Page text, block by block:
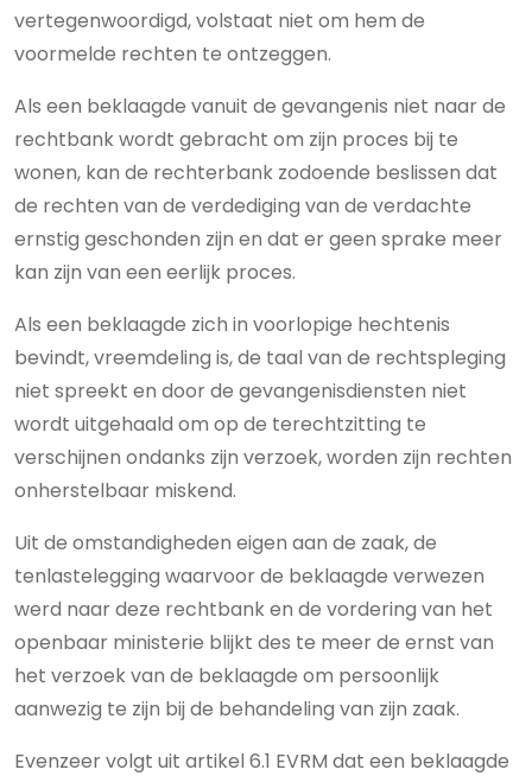
vertegenwoordigd, volstaat niet om hem de
voormelde rechten te ontzeggen.
Als een beklaagde vanuit de gevangenis niet naar de
rechtbank wordt gebracht om zijn proces bij te
wonen, kan de rechterbank zodoende beslissen dat
de rechten van de verdediging van de verdachte
ernstig geschonden zijn en dat er geen sprake meer
kan zijn van een eerlijk proces.
Als een beklaagde zich in voorlopige hechtenis
bevindt, vreemdeling is, de taal van de rechtspleging
niet spreekt en door de gevangenisdiensten niet
wordt uitgehaald om op de terechtzitting te
verschijnen ondanks zijn verzoek, worden zijn rechten
onherstelbaar miskend.
Uit de omstandigheden eigen aan de zaak, de
tenlastelegging waarvoor de beklaagde verwezen
werd naar deze rechtbank en de vordering van het
openbaar ministerie blijkt des te meer de ernst van
het verzoek van de beklaagde om persoonlijk
aanwezig te zijn bij de behandeling van zijn zaak.
Evenzeer volgt uit artikel 6.1 EVRM dat een beklaagde